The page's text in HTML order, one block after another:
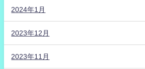
2024年1月
2023年12月
2023年11月